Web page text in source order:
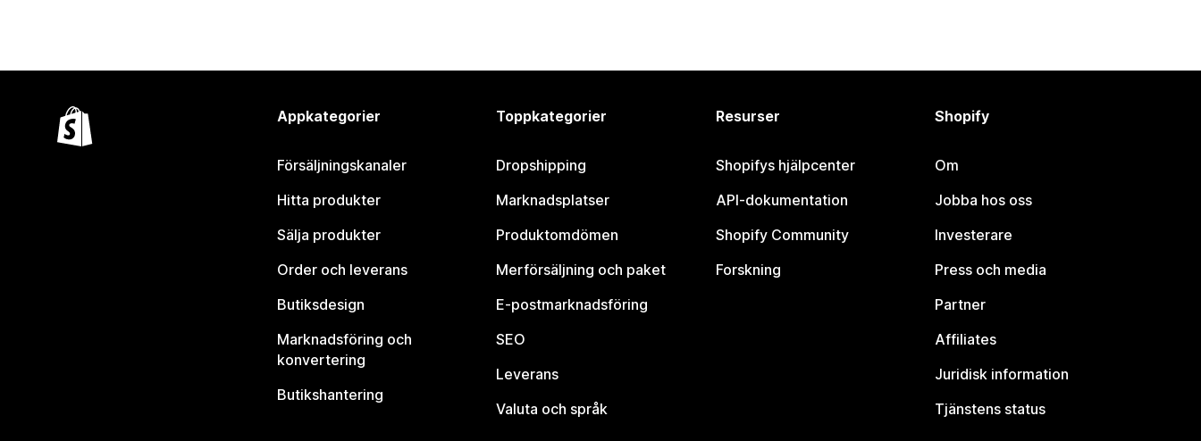
Appkategorier
Försäljningskanaler
Hitta produkter
Sälja produkter
Order och leverans
Butiksdesign
Marknadsföring och
konvertering
Butikshantering
Toppkategorier
Dropshipping
Marknadsplatser
Produktomdömen
Merförsäljning och paket
E-postmarknadsföring
SEO
Leverans
Valuta och språk
Resurser
Shopifys hjälpcenter
API-dokumentation
Shopify Community
Forskning
Shopify
Om
Jobba hos oss
Investerare
Press och media
Partner
Affiliates
Juridisk information
Tjänstens status